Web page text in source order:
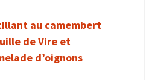
au camembert
de Vire et
d’oignons